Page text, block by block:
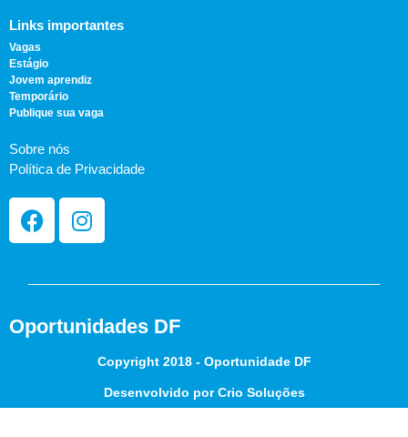
Links importantes
Vagas
Estágio
Jovem aprendiz
Temporário
Publique sua vaga
Sobre nós
Política de Privacidade
Oportunidades DF
Copyright 2018 - Oportunidade DF
Desenvolvido por Crio Soluções